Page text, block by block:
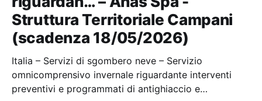
Struttura Territoriale Campani
(scadenza 18/05/2026)
Italia – Servizi di sgombero neve – Servizio
omnicomprensivo invernale riguardante interventi
preventivi e programmati di antighiaccio e